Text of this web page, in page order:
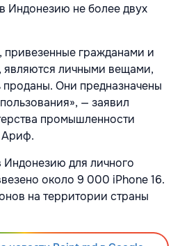
Индонезию не более двух
привезенные гражданами и
являются личными вещами,
проданы. Они предназначены
— заявил
промышленности
Ариф.
Индонезию для личного
около 9 000 iPhone 16.
на территории страны